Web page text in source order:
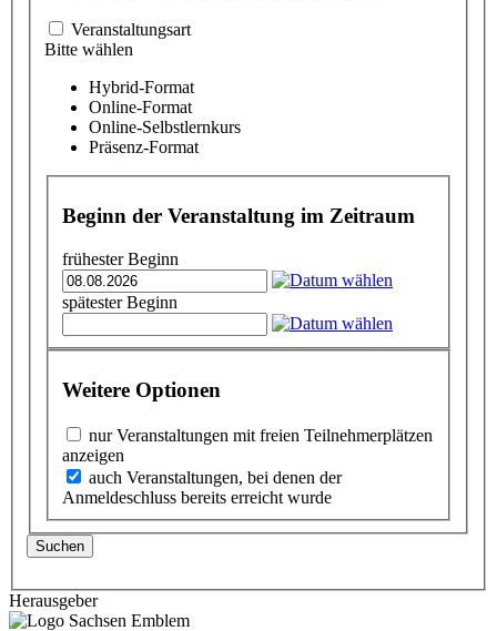
Veranstaltungsart
Bitte wählen
Hybrid-Format
Online-Format
Online-Selbstlernkurs
Präsenz-Format
Beginn der Veranstaltung im Zeitraum
frühester Beginn
spätester Beginn
Weitere Optionen
nur Veranstaltungen mit freien Teilnehmerplätzen
anzeigen
auch Veranstaltungen, bei denen der
Anmeldeschluss bereits erreicht wurde
Suchen
Herausgeber